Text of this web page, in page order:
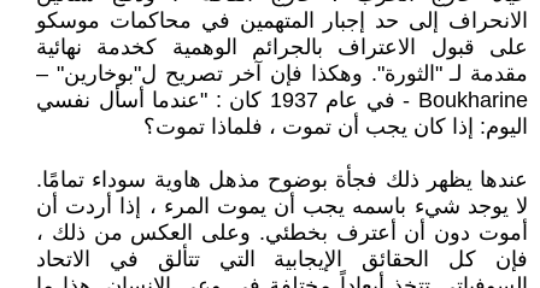
الانحراف إلى حد إجبار المتهمين في محاكمات موسكو
على قبول الاعتراف بالجرائم الوهمية كخدمة نهائية
مقدمة لـ "الثورة". وهكذا فإن آخر تصريح ل"بوخارين" –
Boukharine - في عام 1937 كان : "عندما أسأل نفسي
اليوم: إذا كان يجب أن تموت ، فلماذا تموت؟
عندها يظهر ذلك فجأة بوضوح مذهل هاوية سوداء تمامًا.
لا يوجد شيء باسمه يجب أن يموت المرء ، إذا أردت أن
أموت دون أن أعترف بخطئي. وعلى العكس من ذلك ،
فإن كل الحقائق الإيجابية التي تتألق في الاتحاد